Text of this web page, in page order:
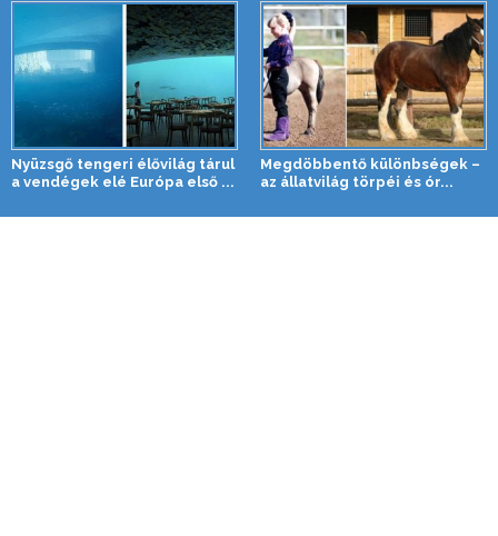
Nyüzsgő tengeri élővilág tárul
a vendégek elé Európa első ...
Megdöbbentő különbségek –
az állatvilág törpéi és ór...